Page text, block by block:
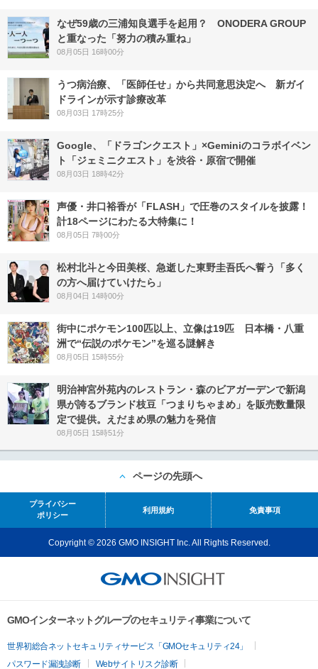
なぜ59歳の三浦知良選手を起用？ ONODERA GROUP
と重なった「努力の積み重ね」
08月05日 16時00分
うつ病治療、「医師任せ」から共同意思決定へ 新ガイ
ドラインが示す診療改革
08月03日 17時25分
Google、「ドラゴンクエスト」×Geminiのコラボイベン
ト「ジェミニクエスト」を渋谷・原宿で開催
08月03日 18時42分
声優・井口裕香が「FLASH」で圧巻のスタイルを披露！
計18ページにわたる大特集に！
08月05日 7時00分
松村北斗と今田美桜、急逝した東野圭吾氏へ誓う「多く
の方へ届けていけたら」
08月04日 14時00分
街中にポケモン100匹以上、立像は19匹 日本橋・八重
洲で“伝説のポケモン”を巡る謎解き
08月05日 15時55分
明治神宮外苑内のレストラン・森のビアガーデンで新潟
県が誇るブランド枝豆「つまりちゃまめ」を販売数量限
定で提供。えだまめ県の魅力を発信
08月05日 15時51分
ページの先頭へ
プライバシー
ポリシー
利用規約 免責事項
Copyright © 2026 GMO INSIGHT Inc. All Rights Reserved.
GMOインターネットグループのセキュリティ事業について
世界初総合ネットセキュリティサービス「GMOセキュリティ24」
パスワード漏洩診断
Webサイトリスク診断